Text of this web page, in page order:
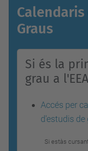
Graus
Si és la
grau a
Accés per
d'estudis de
Si estàs